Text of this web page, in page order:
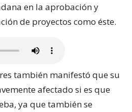
en la aprobación y
de proyectos como éste.
también manifestó que su
afectado si es que
ya que también se